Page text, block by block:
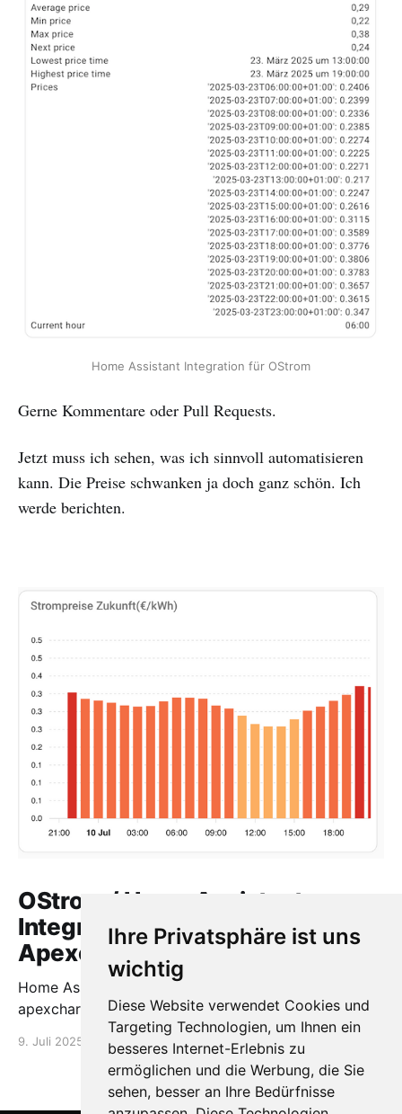
Ihre Privatsphäre ist uns
wichtig
Diese Website verwendet Cookies und
Targeting Technologien, um Ihnen ein
besseres Internet-Erlebnis zu
ermöglichen und die Werbung, die Sie
sehen, besser an Ihre Bedürfnisse
Home Assistant Integration für OStrom
Gerne Kommentare oder Pull Requests.
Jetzt muss ich sehen, was ich sinnvoll automatisieren
kann. Die Preise schwanken ja doch ganz schön. Ich
werde berichten.
OStrom / Home Assistant
Integration via HACS +
Apexcharts
Home Assistant OStrom Integration via HACS +
apexcharts
9. Juli 2025 1 min read